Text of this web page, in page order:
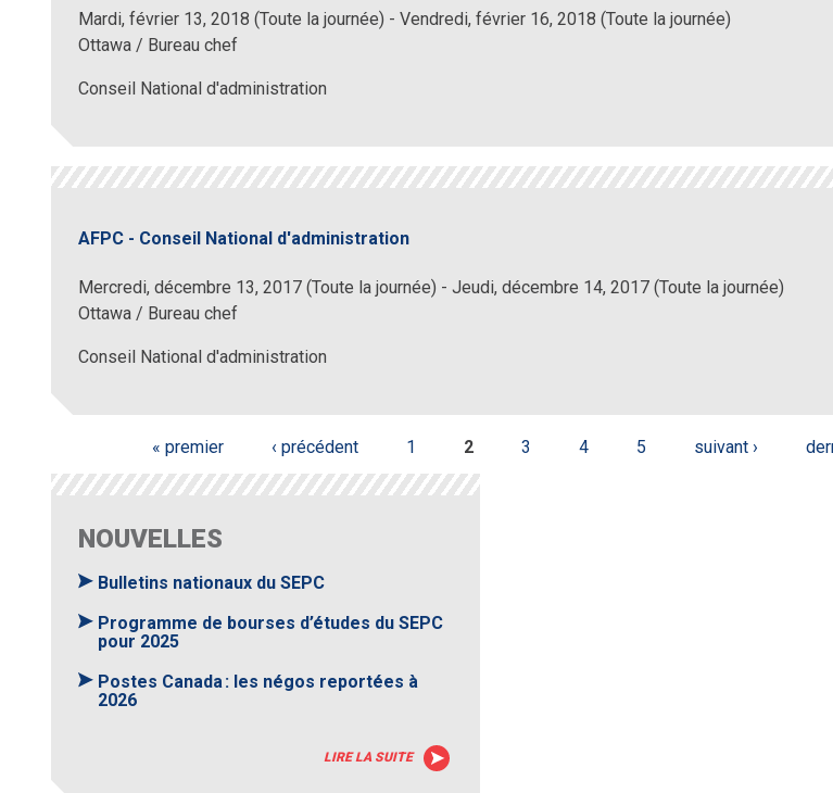
Mardi, février 13, 2018 (Toute la journée) -Vendredi, février 16, 2018 (Toute la journée)
Ottawa / Bureau chef
Conseil National d'administration
AFPC - Conseil National d'administration
Mercredi, décembre 13, 2017 (Toute la journée) -Jeudi, décembre 14, 2017 (Toute la journée)
Ottawa / Bureau chef
Conseil National d'administration
« premier ‹ précédent 1 2 3 4 5 suivant ›
NOUVELLES
Bulletins nationaux du SEPC
Programme de bourses d’études du SEPC
pour 2025
Postes Canada : les négos reportées à
2026
LIRE LA SUITE